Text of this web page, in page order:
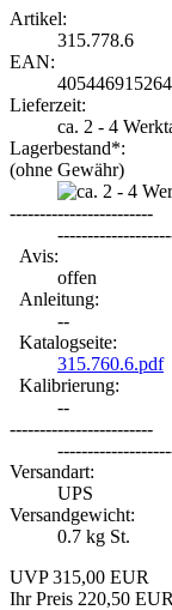
Artikel:
315.778.6
EAN:
Lieferzeit:
ca. 2 - 4
Lagerbestand*:
(ohne Gewähr)
------------------------
Avis:
offen
Anleitung:
--
Katalogseite:
315.760.6.pdf
Kalibrierung:
--
------------------------
Versandart:
UPS
Versandgewicht:
0.7 kg St.
UVP 315,00 EUR
Ihr Preis 220,50 EUR